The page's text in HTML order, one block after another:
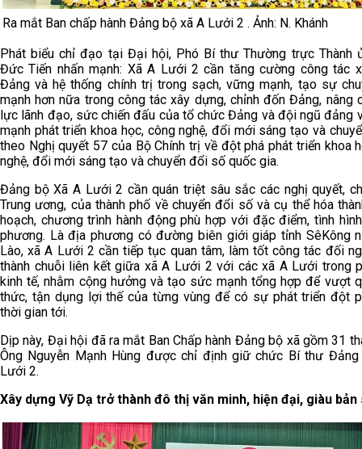
Ra mắt Ban chấp hành Đảng bộ xã A Lưới 2 . Ảnh: N. Khánh
Phát biểu chỉ đạo tại Đại hội, Phó Bí thư Thường trực Thành
Đức Tiến nhấn mạnh: Xã A Lưới 2 cần tăng cường công tác
Đảng và hệ thống chính trị trong sạch, vững mạnh, tạo sự
mạnh hơn nữa trong công tác xây dựng, chỉnh đốn Đảng, nâng
lực lãnh đạo, sức chiến đấu của tổ chức Đảng và đội ngũ đảng
mạnh phát triển khoa học, công nghệ, đổi mới sáng tạo và
theo Nghị quyết 57 của Bộ Chính trị về đột phá phát triển khoa
nghệ, đổi mới sáng tạo và chuyển đổi số quốc gia.
Đảng bộ Xã A Lưới 2 cần quán triệt sâu sắc các nghị quyết,
Trung ương, của thành phố về chuyển đổi số và cụ thể hóa
hoạch, chương trình hành động phù hợp với đặc điểm, tình
phương. Là địa phương có đường biên giới giáp tỉnh SêKông
Lào, xã A Lưới 2 cần tiếp tục quan tâm, làm tốt công tác đối
thành chuỗi liên kết giữa xã A Lưới 2 với các xã A Lưới trong
kinh tế, nhằm cộng hưởng và tạo sức mạnh tổng hợp để vượt
thức, tận dụng lợi thế của từng vùng để có sự phát triển đột
thời gian tới.
Dịp này, Đại hội đã ra mắt Ban Chấp hành Đảng bộ xã gồm 31
Ông Nguyễn Mạnh Hùng được chỉ định giữ chức Bí thư
Lưới 2.
Xây dựng Vỹ Dạ trở thành đô thị văn minh, hiện đại, giàu bản